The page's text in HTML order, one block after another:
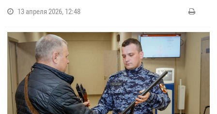
13 апреля 2026, 12:48